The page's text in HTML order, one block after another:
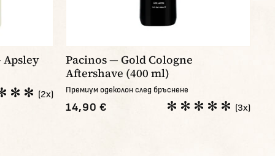
(2x)
Pacinos — Gold Cologne
Aftershave (400 ml)
Премиум одеколон след бръснене
14,90 € (3x)